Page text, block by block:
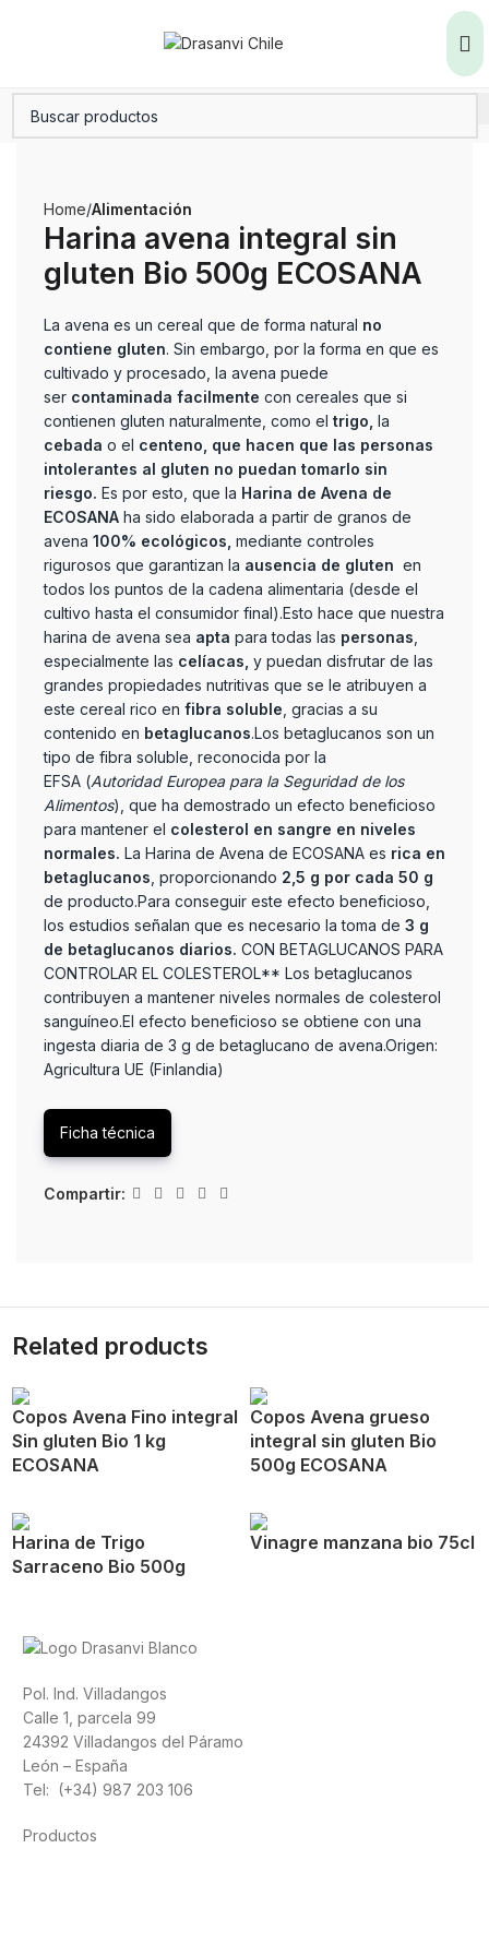
Home Alimentación
Harina avena integral sin
gluten Bio 500g ECOSANA
La avena es un cereal que de forma natural no
contiene gluten. Sin embargo, por la forma en que es
cultivado y procesado, la avena puede
ser contaminada facilmente con cereales que si
contienen gluten naturalmente, como el trigo, la
cebada o el centeno, que hacen que las personas
intolerantes al gluten no puedan tomarlo sin
riesgo. Es por esto, que la Harina de Avena de
ECOSANA ha sido elaborada a partir de granos de
avena 100% ecológicos, mediante controles
rigurosos que garantizan la ausencia de gluten en
todos los puntos de la cadena alimentaria (desde el
cultivo hasta el consumidor final).Esto hace que nuestra
harina de avena sea apta para todas las personas
especialmente las celíacas, y puedan disfrutar de las
grandes propiedades nutritivas que se le atribuyen a
este cereal rico en fibra soluble , gracias a su
contenido en betaglucanos.Los betaglucanos son un
tipo de fibra soluble, reconocida por la
EFSA (Autoridad Europea para la Seguridad de los
Alimentos), que ha demostrado un efecto beneficioso
para mantener el colesterol en sangre en niveles
normales. La Harina de Avena de ECOSANA es rica en
betaglucanos , proporcionando 2,5 g por cada 50 g
de producto.Para conseguir este efecto beneficioso,
los estudios señalan que es necesario la toma de 3 g
de betaglucanos diarios. CON BETAGLUCANOS PARA
CONTROLAR EL COLESTEROL** Los betaglucanos
contribuyen a mantener niveles normales de colesterol
sanguíneo.El efecto beneficioso se obtiene con una
ingesta diaria de 3 g de betaglucano de avena.Origen:
Agricultura UE (Finlandia)
Ficha técnica
Compartir:
Related products
Copos Avena Fino integral
Sin gluten Bio 1 kg
ECOSANA
Copos Avena grueso
integral sin gluten Bio
500g ECOSANA
Harina de Trigo
Sarraceno Bio 500g
Vinagre manzana bio 75cl
Pol. Ind. Villadangos
Calle 1, parcela 99
24392 Villadangos del Páramo
León – España
Tel: (+34) 987 203 106
Productos